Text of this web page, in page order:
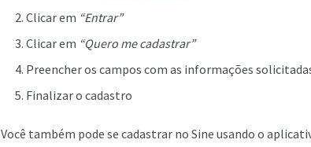
Clicar em “Entrar”
Clicar em “Quero me cadastrar”
Preencher os campos com as informações
Finalizar o cadastro
Você também pode se cadastrar no Sine usando o